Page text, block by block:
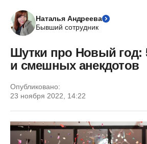
Наталья Андреева
Бывший сотрудник
Шутки про Новый год:
и смешных анекдотов
Опубликовано:
23 ноября 2022, 14:22